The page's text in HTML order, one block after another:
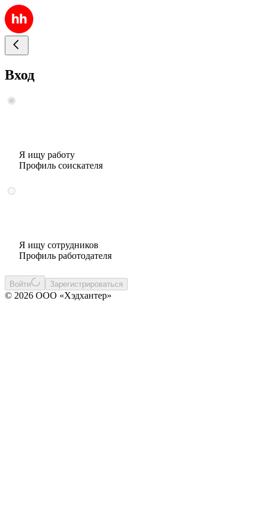
Вход
Я ищу работу
Профиль соискателя
Я ищу сотрудников
Профиль работодателя
Войти Зарегистрироваться
© 2026 ООО «Хэдхантер»